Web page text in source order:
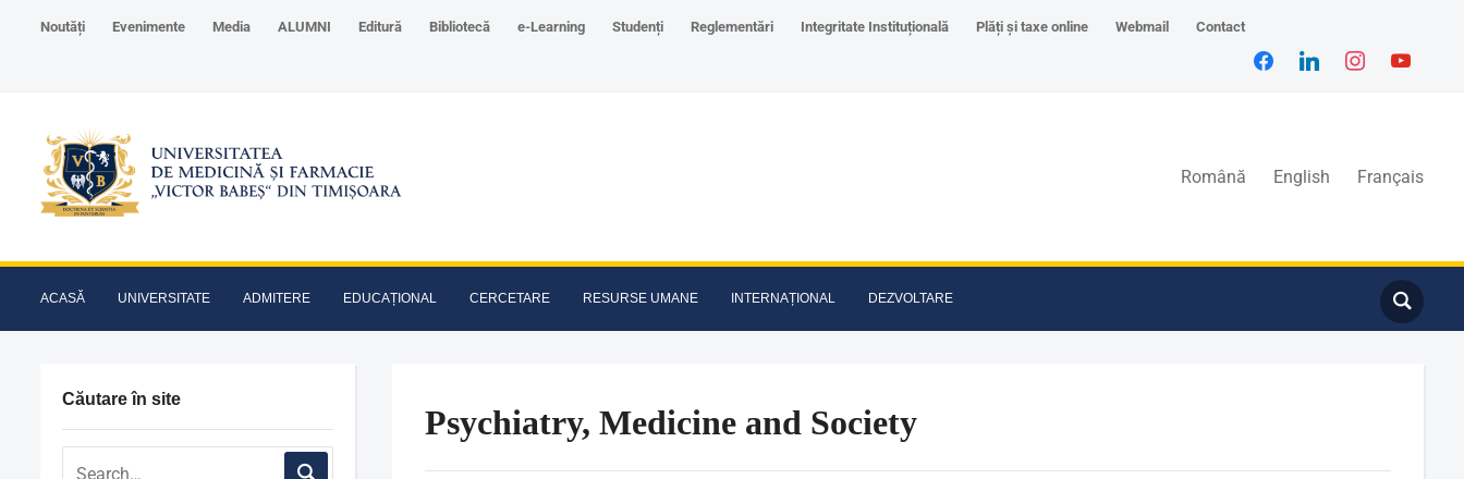
Noutăți Evenimente Media ALUMNI Editură Bibliotecă e-Learning Studenți Reglementări Integritate Instituțională Plăți și taxe online Webmail Contact
Română English Français
ACASĂ UNIVERSITATE ADMITERE EDUCAȚIONAL CERCETARE RESURSE UMANE INTERNAȚIONAL DEZVOLTARE
Căutare în site
Psychiatry, Medicine and Society